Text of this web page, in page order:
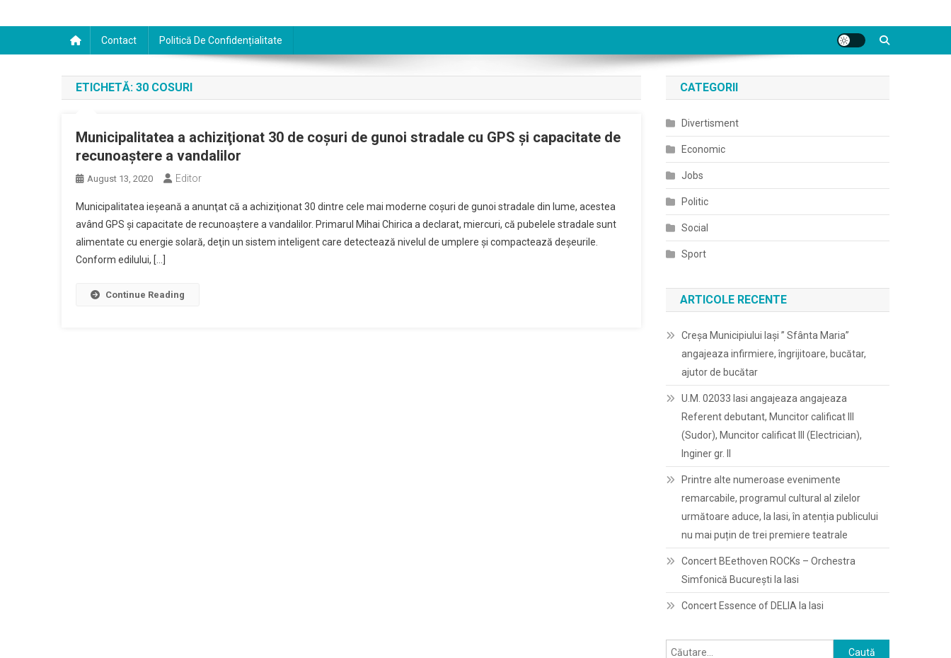
Contact Politică De Confidențialitate
ETICHETĂ: 30 COSURI
Municipalitatea a achiziţionat 30 de coşuri de gunoi stradale cu GPS şi capacitate de
recunoaştere a vandalilor
August 13, 2020 Editor
Municipalitatea ieşeană a anunţat că a achiziţionat 30 dintre cele mai moderne coşuri de gunoi stradale din lume, acestea
având GPS şi capacitate de recunoaştere a vandalilor. Primarul Mihai Chirica a declarat, miercuri, că pubelele stradale sunt
alimentate cu energie solară, deţin un sistem inteligent care detectează nivelul de umplere şi compactează deşeurile.
Conform edilului, […]
Continue Reading
CATEGORII
Divertisment
Economic
Jobs
Politic
Social
Sport
ARTICOLE RECENTE
Creșa Municipiului Iași ” Sfânta Maria”
angajeaza infirmiere, îngrijitoare, bucătar,
ajutor de bucătar
U.M. 02033 Iasi angajeaza angajeaza
Referent debutant, Muncitor calificat III
(Sudor), Muncitor calificat III (Electrician),
Inginer gr. II
Printre alte numeroase evenimente
remarcabile, programul cultural al zilelor
următoare aduce, la Iasi, în atenția publicului
nu mai puțin de trei premiere teatrale
Concert BEethoven ROCKs – Orchestra
Simfonică București la Iasi
Concert Essence of DELIA la Iasi
Caută